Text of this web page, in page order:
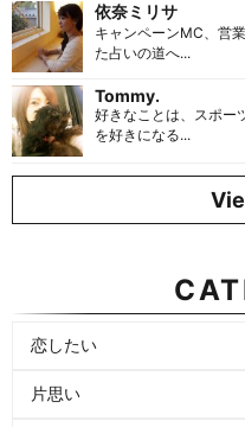
依奈ミリサ
キャンペーンMC、営
た占いの道へ...
Tommy.
好きなことは、スポー
を好きになる...
恋したい
片思い